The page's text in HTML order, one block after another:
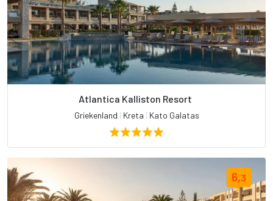
Atlantica Kalliston Resort
Griekenland | Kreta | Kato Galatas
6,3